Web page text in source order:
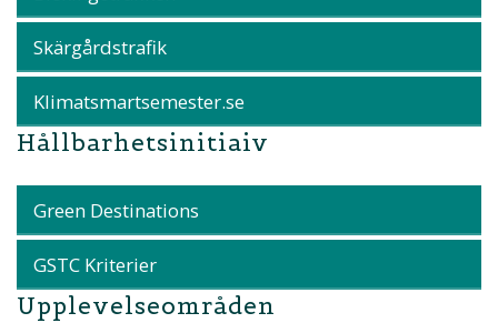
Skärgårdstrafik
Klimatsmartsemester.se
Hållbarhetsinitiaiv
Green Destinations
GSTC Kriterier
Upplevelseområden